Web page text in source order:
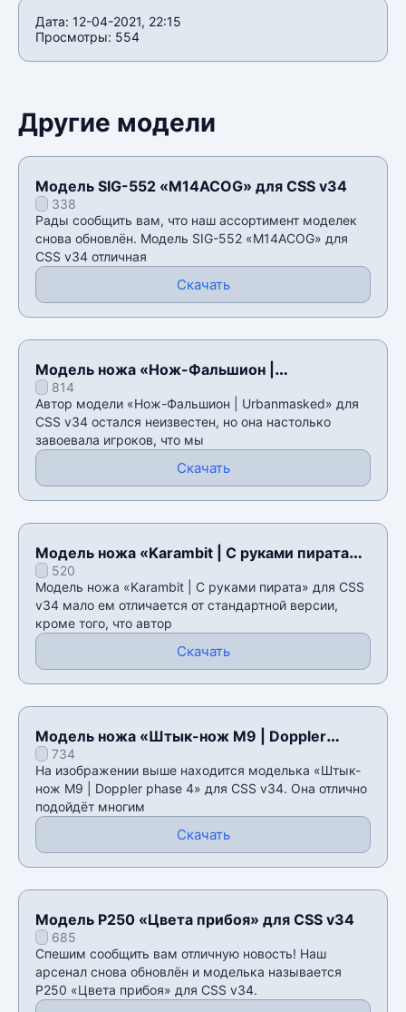
Дата: 12-04-2021, 22:15
Просмотры: 554
Другие модели
Модель SIG-552 «M14ACOG» для CSS v34
338
Рады сообщить вам, что наш ассортимент моделек
снова обновлён. Модель SIG-552 «M14ACOG» для
CSS v34 отличная
Скачать
Модель ножа «Нож-Фальшион |
Urbanmasked» для CSS v34
814
Автор модели «Нож-Фальшион | Urbanmasked» для
CSS v34 остался неизвестен, но она настолько
завоевала игроков, что мы
Скачать
Модель ножа «Karambit | C руками пирата»
для CSS v34
520
Модель ножа «Karambit | C руками пирата» для CSS
v34 мало ем отличается от стандартной версии,
кроме того, что автор
Скачать
Модель ножа «Штык-нож M9 | Doppler
phase 4» для CSS v34
734
На изображении выше находится моделька «Штык-
нож M9 | Doppler phase 4» для CSS v34. Она отлично
подойдёт многим
Скачать
Модель P250 «Цвета прибоя» для CSS v34
685
Спешим сообщить вам отличную новость! Наш
арсенал снова обновлён и моделька называется
P250 «Цвета прибоя» для CSS v34.